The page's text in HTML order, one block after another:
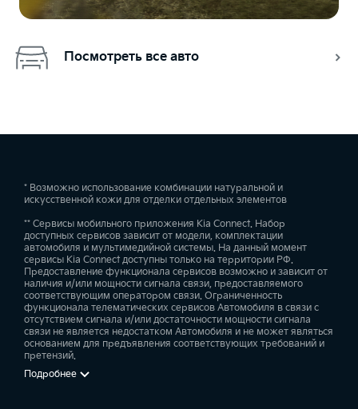
Посмотреть все авто
* Возможно использование комбинации натуральной и
искусственной кожи для отделки отдельных элементов
** Сервисы мобильного приложения Kia Connect. Набор
доступных сервисов зависит от модели, комплектации
автомобиля и мультимедийной системы. На данный момент
сервисы Kia Connect доступны только на территории РФ.
Предоставление функционала сервисов возможно и зависит от
наличия и/или мощности сигнала связи, предоставляемого
соответствующим оператором связи. Ограниченность
функционала телематических сервисов Автомобиля в связи с
отсутствием сигнала и/или достаточности мощности сигнала
связи не является недостатком Автомобиля и не может являться
основанием для предъявления соответствующих требований и
претензий.
Подробнее